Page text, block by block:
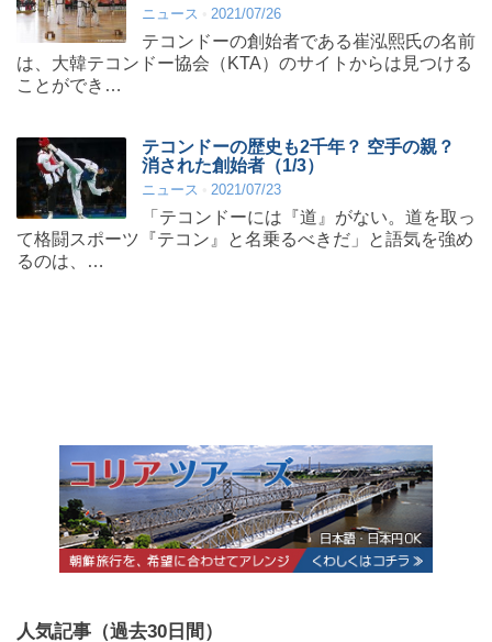
ニュース 2021/07/26
テコンドーの創始者である崔泓熙氏の名前
は、大韓テコンドー協会（KTA）のサイトからは見つける
ことができ…
テコンドーの歴史も2千年？ 空手の親？
消された創始者（1/3）
ニュース 2021/07/23
「テコンドーには『道』がない。道を取っ
て格闘スポーツ『テコン』と名乗るべきだ」と語気を強め
るのは、…
人気記事（過去30日間）